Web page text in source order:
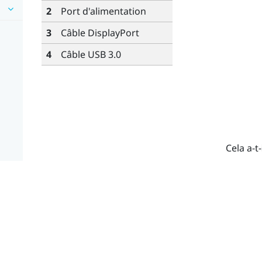
2
Port d'alimentation
3
Câble DisplayPort
4
Câble USB 3.0
Cela a-